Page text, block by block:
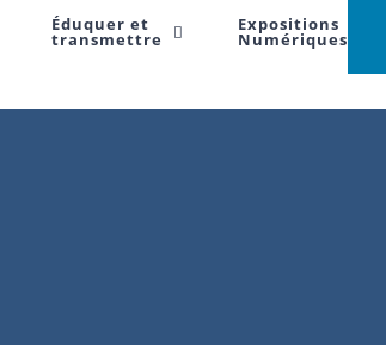
Éduquer et
transmettre
Expositions
Numériques